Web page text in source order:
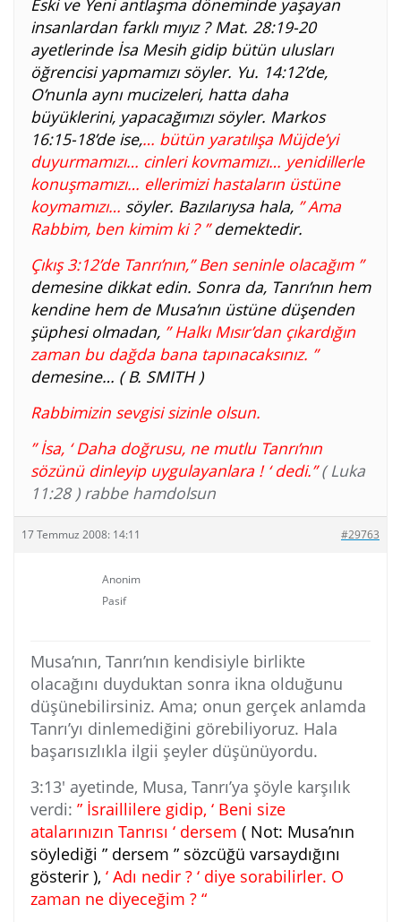
Eski ve Yeni antlaşma döneminde yaşayan
insanlardan farklı mıyız ? Mat. 28:19-20
ayetlerinde İsa Mesih gidip bütün ulusları
öğrencisi yapmamızı söyler. Yu. 14:12’de,
O’nunla aynı mucizeleri, hatta daha
büyüklerini, yapacağımızı söyler. Markos
16:15-18’de ise,… bütün yaratılışa Müjde’yi
duyurmamızı… cinleri kovmamızı… yenidillerle
konuşmamızı… ellerimizi hastaların üstüne
koymamızı… söyler. Bazılarıysa hala, ” Ama
Rabbim, ben kimim ki ? ”demektedir.
Çıkış 3:12’de Tanrı’nın,” Ben seninle olacağım ”
demesine dikkat edin. Sonra da, Tanrı’nın hem
kendine hem de Musa’nın üstüne düşenden
şüphesi olmadan, ” Halkı Mısır’dan çıkardığın
zaman bu dağda bana tapınacaksınız. ”
demesine… ( B. SMITH )
Rabbimizin sevgisi sizinle olsun.
” İsa, ‘ Daha doğrusu, ne mutlu Tanrı’nın
sözünü dinleyip uygulayanlara ! ‘ dedi.”( Luka
11:28 ) rabbe hamdolsun
17 Temmuz 2008: 14:11 #29763
Anonim
Pasif
Musa’nın, Tanrı’nın kendisiyle birlikte
olacağını duyduktan sonra ikna olduğunu
düşünebilirsiniz. Ama; onun gerçek anlamda
Tanrı’yı dinlemediğini görebiliyoruz. Hala
başarısızlıkla ilgii şeyler düşünüyordu.
3:13′ ayetinde, Musa, Tanrı’ya şöyle karşılık
verdi: ” İsraillilere gidip, ‘ Beni size
atalarınızın Tanrısı ‘ dersem ( Not: Musa’nın
söylediği ” dersem ” sözcüğü varsaydığını
gösterir ), ‘ Adı nedir ? ‘ diye sorabilirler. O
zaman ne diyeceğim ? “